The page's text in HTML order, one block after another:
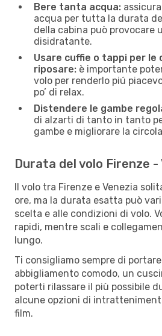
Bere tanta acqua:
acqua per tutta la durata
della cabina può provocare
disidratante.
Usare cuffie o tappi per le
riposare: è importante
volo per renderlo piú
po’ di relax.
Distendere le gambe
di alzarti di tanto in tanto
gambe e migliorare la
Durata del volo Firenze -
Il volo tra Firenze e Venezia
ore, ma la durata esatta può
scelta e alle condizioni di volo.
rapidi, mentre scali e
lungo.
Ti consigliamo sempre di
abbigliamento comodo, un
poterti rilassare il più possibile
alcune opzioni di
film.